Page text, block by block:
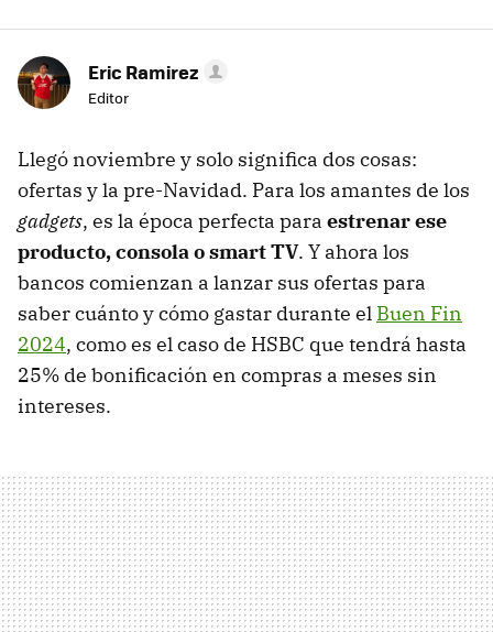
Eric Ramirez
Editor
Llegó noviembre y solo significa dos cosas:
ofertas y la pre-Navidad. Para los amantes de los
gadgets, es la época perfecta para estrenar ese
producto, consola o smart TV. Y ahora los
bancos comienzan a lanzar sus ofertas para
saber cuánto y cómo gastar durante el Buen Fin
2024, como es el caso de HSBC que tendrá hasta
25% de bonificación en compras a meses sin
intereses.